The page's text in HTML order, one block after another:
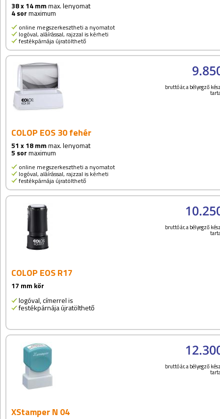
38 x 14 mmmax. lenyomat
4 sormaximum
online megszerkesztheti a nyomatot
logóval, aláírással, rajzzal is kérheti
festékpárnája újratölthető
bruttó ár, a bélyegző
COLOP EOS 30 fehér
51 x 18 mmmax. lenyomat
5 sormaximum
online megszerkesztheti a nyomatot
logóval, aláírással, rajzzal is kérheti
festékpárnája újratölthető
bruttó ár, a bélyegző
COLOP EOS R17
17 mm kör
logóval, címerrel is
festékpárnája újratölthető
bruttó ár, a bélyegző
XStamper N 04